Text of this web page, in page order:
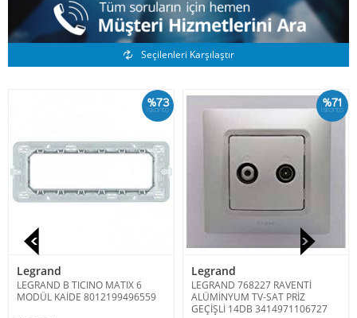
Benzer Ürünler
Seçilenleri Karşılaştır
%73
İskonto
Legrand
LEGRAND B TICINO MATIX 6
MODÜL KAİDE 8012199496559
%71
İskonto
Legrand
LEGRAND 768227 RAVENTİ
ALÜMİNYUM TV-SAT PRİZ
GEÇİŞLİ 14DB 3414971106727